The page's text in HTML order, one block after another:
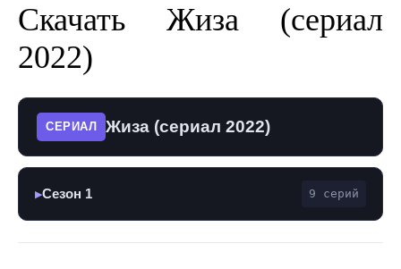
Скачать Жиза (сериал
2022)
СЕРИАЛ Жиза (сериал 2022)
▶Сезон 1 9 серий